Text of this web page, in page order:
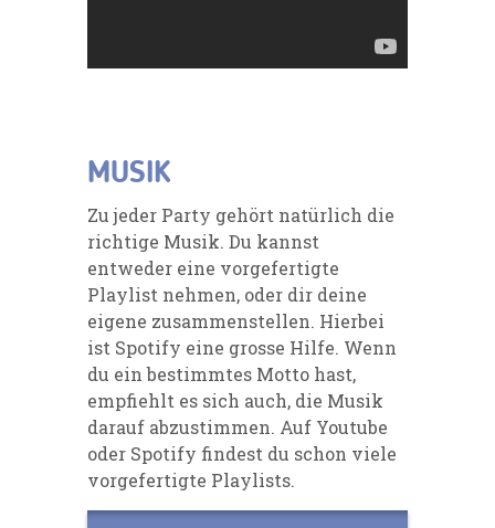
MUSIK
Zu jeder Party gehört natürlich die
richtige Musik. Du kannst
entweder eine vorgefertigte
Playlist nehmen, oder dir deine
eigene zusammenstellen. Hierbei
ist Spotify eine grosse Hilfe. Wenn
du ein bestimmtes Motto hast,
empfiehlt es sich auch, die Musik
darauf abzustimmen. Auf Youtube
oder Spotify findest du schon viele
vorgefertigte Playlists.